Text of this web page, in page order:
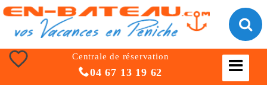
Centrale de réservation
04 67 13 19 62